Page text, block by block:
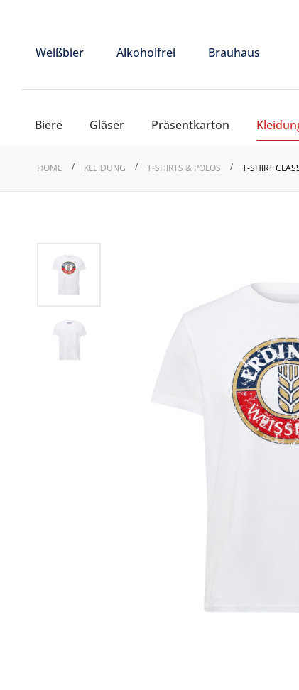
Weißbier Alkoholfrei Brauhaus
Biere Gläser Präsentkarton
HOME KLEIDUNG T-SHIRTS & POLOS T-SHIRT